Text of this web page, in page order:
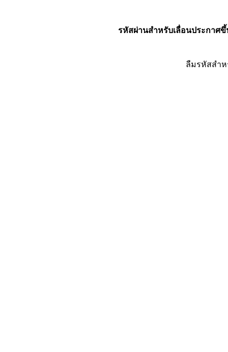
รหัสผ่านสำหรับเลื่อนประกาศขึ้
ลืมรหัสสำ